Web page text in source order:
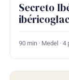
Secreto
90 min · Medel · 4